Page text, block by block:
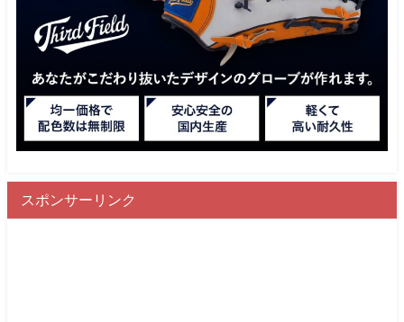
スポンサーリンク